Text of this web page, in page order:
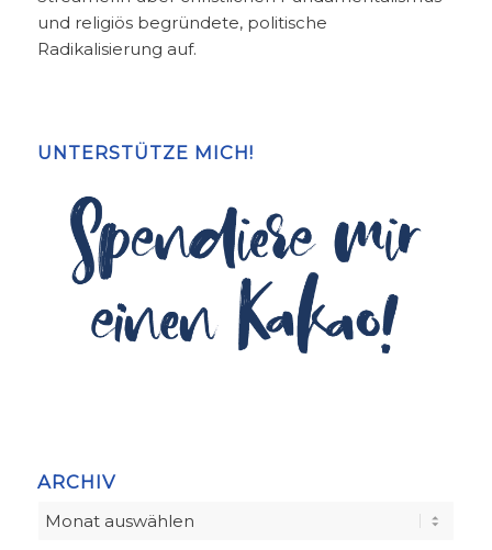
und religiös begründete, politische
Radikalisierung auf.
UNTERSTÜTZE MICH!
ARCHIV